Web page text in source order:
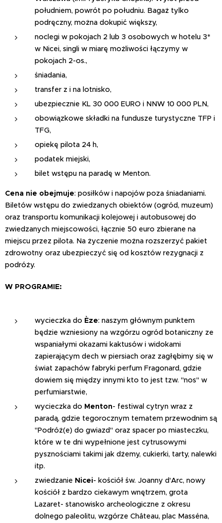
południem, powrót po południu. Bagaż tylko
podręczny, można dokupić większy,
noclegi w pokojach 2 lub 3 osobowych w hotelu 3*
w Nicei, singli w miarę możliwości łączymy w
pokojach 2-os.,
śniadania,
transfer z i na lotnisko,
ubezpiecznie KL 30 000 EURO i NNW 10 000 PLN,
obowiązkowe składki na fundusze turystyczne TFP i
TFG,
opiekę pilota 24 h,
podatek miejski,
bilet wstępu na paradę w Menton.
Cena nie obejmuje: posiłków i napojów poza śniadaniami.
Biletów wstępu do zwiedzanych obiektów (ogród, muzeum)
oraz transportu komunikacji kolejowej i autobusowej do
zwiedzanych miejscowości, łącznie 50 euro zbierane na
miejscu przez pilota. Na życzenie można rozszerzyć pakiet
zdrowotny oraz ubezpieczyć się od kosztów rezygnacji z
podróży.
W PROGRAMIE:
wycieczka do Èze: naszym głównym punktem
będzie wzniesiony na wzgórzu ogród botaniczny ze
wspaniałymi okazami kaktusów i widokami
zapierającym dech w piersiach oraz zagłębimy się w
świat zapachów fabryki perfum Fragonard, gdzie
dowiem się między innymi kto to jest tzw. "nos" w
perfumiarstwie,
wycieczka do Menton- festiwal cytryn wraz z
paradą, gdzie tegorocznym tematem przewodnim są
"Podróż(e) do gwiazd" oraz spacer po miasteczku,
które w te dni wypełnione jest cytrusowymi
pysznościami takimi jak dżemy, cukierki, tarty, nalewki
itp.
zwiedzanie Nicei- kościół św. Joanny d'Arc, nowy
kościół z bardzo ciekawym wnętrzem, grota
Lazaret- stanowisko archeologiczne z okresu
dolnego paleolitu, wzgórze Château, plac Masséna,